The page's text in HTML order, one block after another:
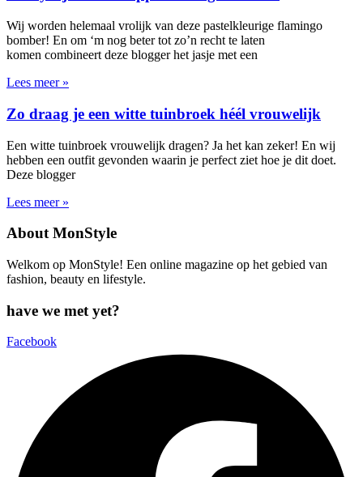
Wij worden helemaal vrolijk van deze pastelkleurige flamingo
bomber! En om ‘m nog beter tot zo’n recht te laten
komen combineert deze blogger het jasje met een
Lees meer »
Zo draag je een witte tuinbroek héél vrouwelijk
Een witte tuinbroek vrouwelijk dragen? Ja het kan zeker! En wij
hebben een outfit gevonden waarin je perfect ziet hoe je dit doet.
Deze blogger
Lees meer »
About MonStyle
Welkom op MonStyle! Een online magazine op het gebied van
fashion, beauty en lifestyle.
have we met yet?
Facebook